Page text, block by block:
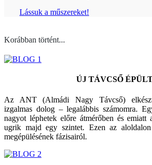
Lássuk a műszereket!
Korábban történt...
ÚJ TÁVCSŐ
Az ANT (Almádi Nagy Távcső)
izgalmas dolog – legalábbis számomra.
nagyot léphetek előre átmérőben és emiatt
ugrik majd egy szintet. Ezen az
megépülésének fázisairól.